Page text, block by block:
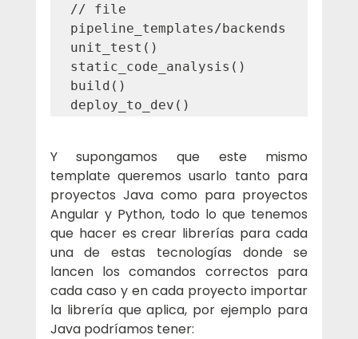
// file
pipeline_templates/backends
unit_test()
static_code_analysis()
build()
Y supongamos que este mismo
template queremos usarlo tanto para
proyectos Java como para proyectos
Angular y Python, todo lo que tenemos
que hacer es crear librerías para cada
una de estas tecnologías donde se
lancen los comandos correctos para
cada caso y en cada proyecto importar
la librería que aplica, por ejemplo para
Java podríamos tener: